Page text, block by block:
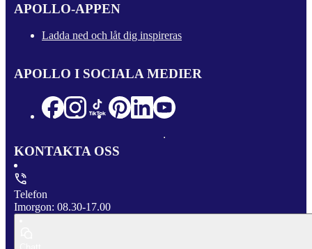
APOLLO-APPEN
Ladda ned och låt dig inspireras
APOLLO I SOCIALA MEDIER
KONTAKTA OSS
Telefon
Imorgon: 08.30-17.00